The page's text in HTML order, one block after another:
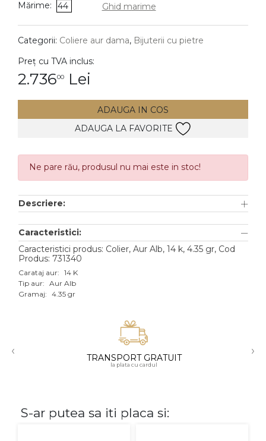
DIAMANTE Vezi toate
Cercei
Accesorii
TIP METAL
Aur galben
Aur alb
Aur roz
Aur mixt
18K
Mărime: 44 Ghid marime
Categorii: Coliere aur dama, Bijuterii cu pietre
Preț cu TVA inclus:
2.73600 Lei
ADAUGA IN COS
ADAUGA LA FAVORITE
Ne pare rău, produsul nu mai este in stoc!
Descriere:
Caracteristici:
Caracteristici produs: Colier, Aur Alb, 14 k, 4.35 gr, Cod
Produs: 731340
Carataj aur: 14 K
Tip aur: Aur Alb
Gramaj: 4.35 gr
‹ TRANSPORT GRATUIT
la plata cu cardul
›
S-ar putea sa iti placa si: